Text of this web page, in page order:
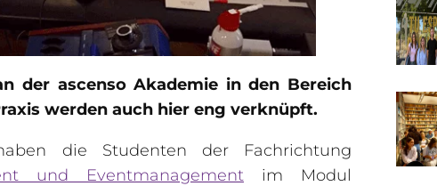
der ascenso Akademie in den Bereich
werden auch hier eng verknüpft.
die Studenten der Fachrichtung
und Eventmanagementim Modul